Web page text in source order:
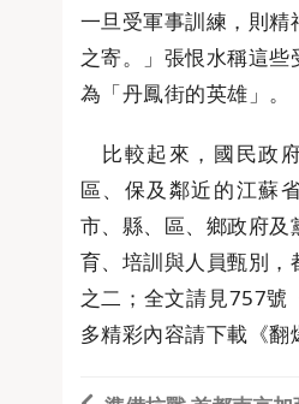
一旦受軍事訓練，則精
之寄。」張恨水稱這些
為「丹鳳街的英雄」。
比較起來，國民政
區、保及鄰近的江蘇
市、縣、區、鄉政府及
育、培訓與人員甄別，
之二；全文請見757號
多精彩內容請下載《翻